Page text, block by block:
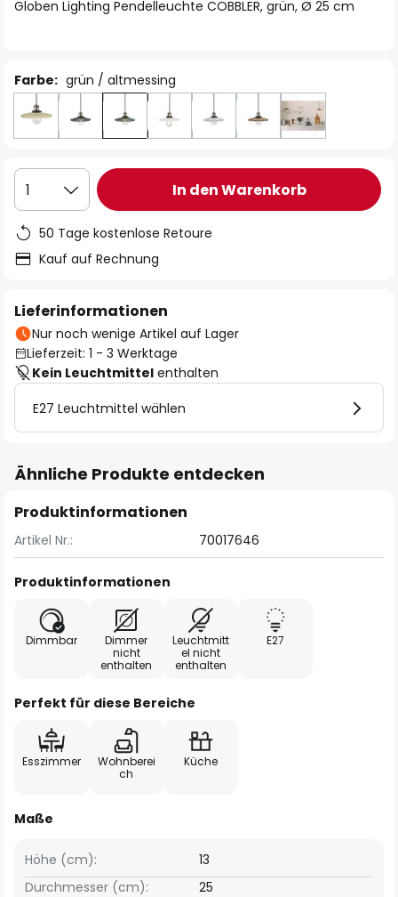
Globen Lighting Pendelleuchte COBBLER, grün, Ø 25 cm
Farbe: grün / altmessing
1 In den Warenkorb
50 Tage kostenlose Retoure
Kauf auf Rechnung
Lieferinformationen
Nur noch wenige Artikel auf Lager
Lieferzeit: 1 - 3 Werktage
Kein Leuchtmittel enthalten
E27 Leuchtmittel wählen
Ähnliche Produkte entdecken
Produktinformationen
Artikel Nr.: 70017646
Produktinformationen
Dimmbar
Dimmer
nicht
enthalten
Leuchtmitt
el nicht
enthalten
E27
Perfekt für diese Bereiche
Esszimmer
Wohnberei
ch
Küche
Maße
Höhe (cm):
13
Durchmesser (cm):
25